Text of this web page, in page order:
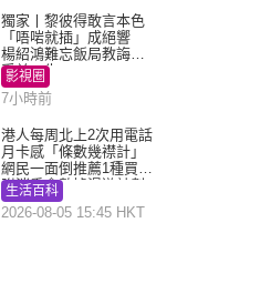
獨家丨黎彼得敢言本色
「唔啱就插」成絕響
楊紹鴻難忘飯局教誨：
受益一生
影視圈
7小時前
港人每周北上2次用電話
月卡感「條數幾襟計」
網民一面倒推薦1種買法
附消委會數據漫遊計劃
消費提示
生活百科
2026-08-05 15:45 HKT